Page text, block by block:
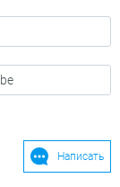
Написать